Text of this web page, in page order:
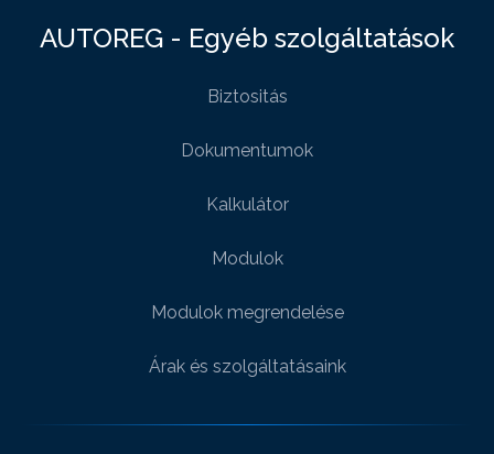
AUTOREG - Egyéb szolgáltatások
Biztositás
Dokumentumok
Kalkulátor
Modulok
Modulok megrendelése
Árak és szolgáltatásaink